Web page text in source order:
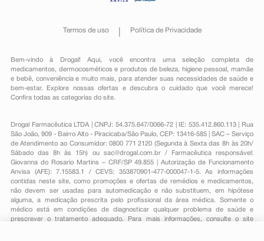
Termos de uso Política de Privacidade
Bem-vindo à Drogal! Aqui, você encontra uma seleção completa de
medicamentos , dermocosméticos e produtos de beleza, higiene pessoal ,mamãe
e bebê, conveniênciae muito mais, para atender suas necessidades de saúde e
bem-estar. Explore nossas ofertas e descubra o cuidado que você merece!
Confira todas as categorias do site.
Drogal Farmacêutica LTDA | CNPJ: 54.375.647/0066-72 | IE: 535.412.860.113 | Rua
São João, 909 - Bairro Alto - Piracicaba/São Paulo, CEP: 13416-585 | SAC – Serviço
de Atendimento ao Consumidor: 0800 771 2120 (Segunda à Sexta das 8h às 20h/
Sábado das 8h às 15h) ou sac@drogal.com.br/ Farmacêutica responsável:
Giovanna do Rosario Martins – CRF/SP 49.855 | Autorização de Funcionamento
Anvisa (AFE): 7.15583.1 / CEVS: 353870901-477-000047-1-5. As informações
contidas neste site, como promoções e ofertas de remédios e medicamentos,
não devem ser usadas para automedicação e não substituem, em hipótese
alguma, a medicação prescrita pelo profissional da área médica. Somente o
médico está em condições de diagnosticar qualquer problema de saúde e
prescrever o tratamento adequado. Para mais informações, consulte o site